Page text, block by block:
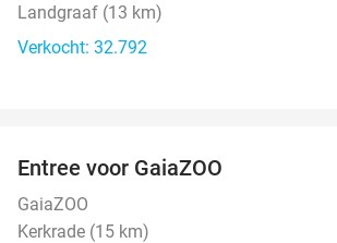
Landgraaf (13 km)
Verkocht: 32.792
Entree voor GaiaZOO
GaiaZOO
Kerkrade (15 km)